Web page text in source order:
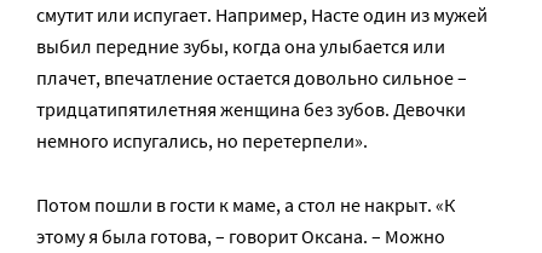
смутит или испугает. Например, Насте один из мужей
выбил передние зубы, когда она улыбается или
плачет, впечатление остается довольно сильное –
тридцатипятилетняя женщина без зубов. Девочки
немного испугались, но перетерпели».
Потом пошли в гости к маме, а стол не накрыт. «К
этому я была готова, – говорит Оксана. – Можно